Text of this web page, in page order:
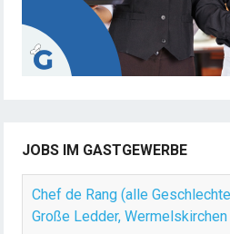
JOBS IM GASTGEWERBE
Chef de Rang (alle
Große Ledder, Wermelskirchen